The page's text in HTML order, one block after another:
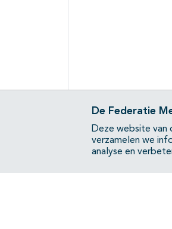
De Federatie
Deze website van
verzamelen we
analyse en